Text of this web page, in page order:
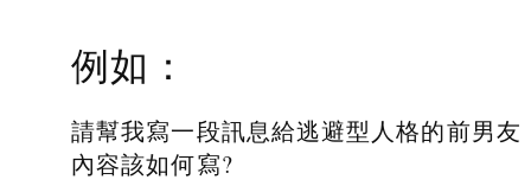
例如：
請幫我寫一段訊息給逃避型人格的前男友
內容該如何寫?